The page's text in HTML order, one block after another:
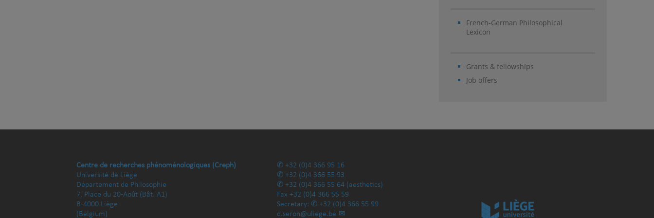
French-German Philosophical
Lexicon
Grants & fellowships
Job offers
Centre de recherches phénoménologiques (Creph)
Université de Liège
Département de Philosophie
7, Place du 20-Août (Bât. A1)
B-4000 Liège
(Belgium)
+32 (0)4 366 95 16
+32 (0)4 366 55 93
+32 (0)4 366 55 64 (aesthetics)
Fax +32 (0)4 366 55 59
Secretary:
+32 (0)4 366 55 99
d.seron@uliege.be